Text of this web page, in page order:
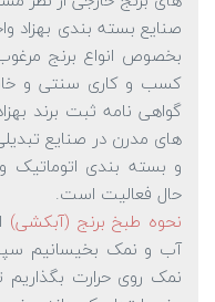
صنایع بسته بندی بهزاد
بخصوص انواع برنج
کسب و کاری سنتی و
های مدرن در صنایع
و بسته بندی اتوماتیک
حال فعالیت است.
نحوه طبخ برنج (آبکشی)
آب و نمک بخیسانیم
نمک روی حرارت